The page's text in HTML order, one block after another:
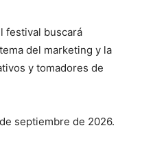
festival buscará
del marketing y la
y tomadores de
septiembre de 2026.